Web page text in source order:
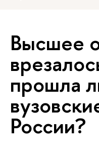
Высшее
прошла
России?